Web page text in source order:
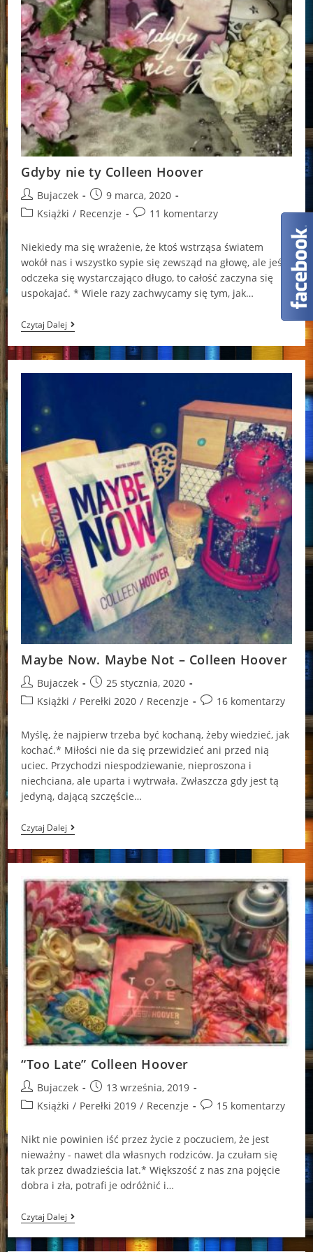
Gdyby nie ty Colleen Hoover
Post
author:
Bujaczek
Post
published:
9 marca, 2020
PostKsiążki / Recenzje
Post11 komentarzy
Niekiedy ma się wrażenie, że ktoś wstrząsa światem
wokół nas i wszystko sypie się zewsząd na głowę, ale jeśli
odczeka się wystarczająco długo, to całość zaczyna się
uspokajać. * Wiele razy zachwycamy się tym, jak…
Czytaj DalejGdyby
Nie
Ty
Colleen
Maybe Now. Maybe Not – Colleen Hoover
Post
author:
Bujaczek
Post
published:
25 stycznia, 2020
PostKsiążki / Perełki 2020 / Recenzje
Post16 komentarzy
Myślę, że najpierw trzeba być kochaną, żeby wiedzieć, jak
kochać.* Miłości nie da się przewidzieć ani przed nią
uciec. Przychodzi niespodziewanie, nieproszona i
niechciana, ale uparta i wytrwała. Zwłaszcza gdy jest tą
jedyną, dającą szczęście…
Czytaj DalejMaybe
Now.
Maybe
Not
Colleen
Hoover
“Too Late” Colleen Hoover
Post
author:
Bujaczek
Post
published:
13 września, 2019
PostKsiążki / Perełki 2019 / Recenzje
Post15 komentarzy
Nikt nie powinien iść przez życie z poczuciem, że jest
nieważny - nawet dla własnych rodziców. Ja czułam się
tak przez dwadzieścia lat.* Większość z nas zna pojęcie
dobra i zła, potrafi je odróżnić i…
Czytaj Dalej“Too
Late”
Colleen